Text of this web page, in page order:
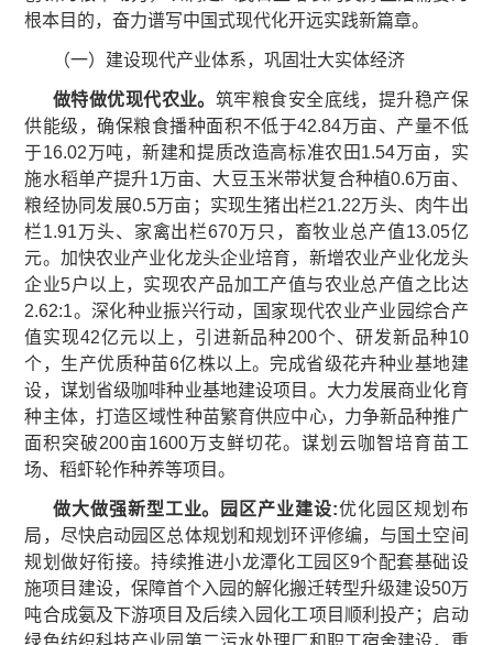
根本目的，奋力谱写中国式现代化开远实践新篇章。
（一）建设现代产业体系，巩固壮大实体经济
做特做优现代农业。 筑牢粮食安全底线，提升稳产保
供能级，确保粮食播种面积不低于42.84万亩、产量不低
于16.02万吨，新建和提质改造高标准农田1.54万亩，实
施水稻单产提升1万亩、大豆玉米带状复合种植0.6万亩、
粮经协同发展0.5万亩；实现生猪出栏21.22万头、肉牛出
栏1.91万头、家禽出栏670万只，畜牧业总产值13.05亿
元。加快农业产业化龙头企业培育，新增农业产业化龙头
企业5户以上，实现农产品加工产值与农业总产值之比达
2.62:1。深化种业振兴行动，国家现代农业产业园综合产
值实现42亿元以上，引进新品种200个、研发新品种10
个，生产优质种苗6亿株以上。完成省级花卉种业基地建
设，谋划省级咖啡种业基地建设项目。大力发展商业化育
种主体，打造区域性种苗繁育供应中心，力争新品种推广
面积突破200亩1600万支鲜切花。谋划云咖智培育苗工
场、稻虾轮作种养等项目。
做大做强新型工业。园区产业建设:优化园区规划布
局，尽快启动园区总体规划和规划环评修编，与国土空间
规划做好衔接。持续推进小龙潭化工园区9个配套基础设
施项目建设，保障首个入园的解化搬迁转型升级建设50万
吨合成氨及下游项目及后续入园化工项目顺利投产；启动
绿色纺织科技产业园第二污水处理厂和职工宿舍建设，重